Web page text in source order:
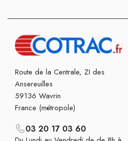
Route de la Centrale, ZI des
Ansereuilles
59136 Wavrin
France (métropole)
03 20 17 03 60